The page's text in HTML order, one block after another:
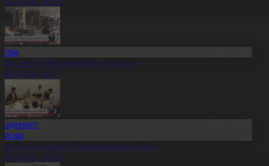
оқып, 600 мың теңге ұтып ал
20:17
өнеге еткен Ерниязовтар отбасы
20:16